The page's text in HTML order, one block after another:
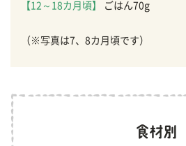
【12～18カ月頃】
ごはん70g
（※写真は7、8カ月頃です）